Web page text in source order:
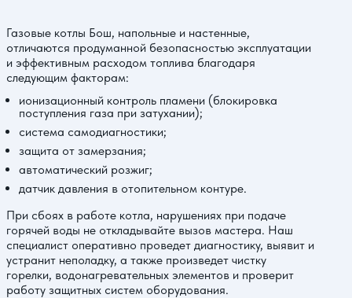
Газовые котлы Бош, напольные и настенные,
отличаются продуманной безопасностью эксплуатации
и эффективным расходом топлива благодаря
следующим факторам:
ионизационный контроль пламени (блокировка
поступления газа при затухании);
система самодиагностики;
защита от замерзания;
автоматический розжиг;
датчик давления в отопительном контуре.
При сбоях в работе котла, нарушениях при подаче
горячей воды не откладывайте вызов мастера. Наш
специалист оперативно проведет диагностику, выявит и
устранит неполадку, а также произведет чистку
горелки, водонагревательных элементов и проверит
работу защитных систем оборудования.